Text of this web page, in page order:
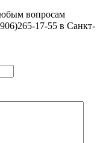
вопросам
17-55 в Санкт-